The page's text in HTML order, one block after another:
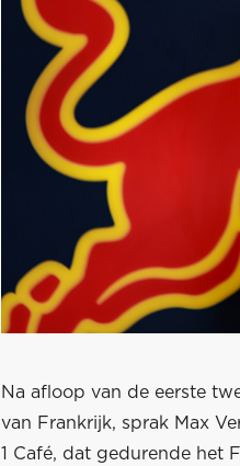
Na afloop van de eerste
van Frankrijk, sprak Max
1 Café, dat gedurende het